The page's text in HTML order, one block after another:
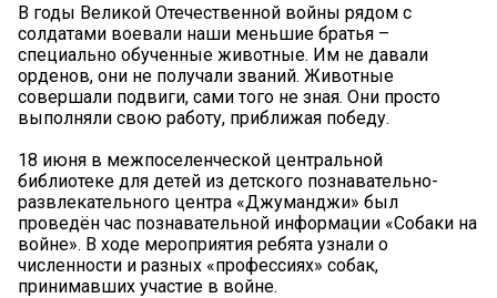
В годы Великой Отечественной войны рядом с
солдатами воевали наши меньшие братья –
специально обученные животные. Им не давали
орденов, они не получали званий. Животные
совершали подвиги, сами того не зная. Они просто
выполняли свою работу, приближая победу.
18 июня в межпоселенческой центральной
библиотеке для детей из детского познавательно-
развлекательного центра «Джуманджи» был
проведён час познавательной информации «Собаки на
войне». В ходе мероприятия ребята узнали о
численности и разных «профессиях» собак,
принимавших участие в войне.